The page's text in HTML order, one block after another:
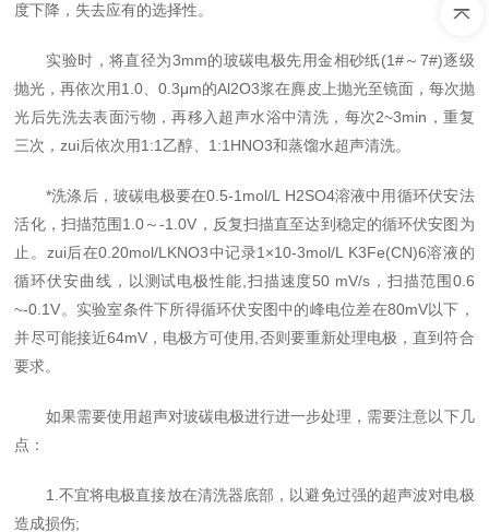
度下降，失去应有的选择性。
实验时，将直径为3mm的玻碳电极先用金相砂纸(1#～7#)逐级
抛光，再依次用1.0、0.3μm的Al2O3浆在麂皮上抛光至镜面，每次抛
光后先洗去表面污物，再移入超声水浴中清洗，每次2~3min，重复
三次，zui后依次用1:1乙醇、1:1HNO3和蒸馏水超声清洗。
*洗涤后，玻碳电极要在0.5-1mol/L H2SO4溶液中用循环伏安法
活化，扫描范围1.0～-1.0V，反复扫描直至达到稳定的循环伏安图为
止。zui后在0.20mol/LKNO3中记录1×10-3mol/L K3Fe(CN)6溶液的
循环伏安曲线，以测试电极性能,扫描速度50 mV/s，扫描范围0.6
~-0.1V。实验室条件下所得循环伏安图中的峰电位差在80mV以下，
并尽可能接近64mV，电极方可使用,否则要重新处理电极，直到符合
要求。
如果需要使用超声对玻碳电极进行进一步处理，需要注意以下几
点：
1.不宜将电极直接放在清洗器底部，以避免过强的超声波对电极
造成损伤;